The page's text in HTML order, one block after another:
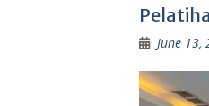
June 13,